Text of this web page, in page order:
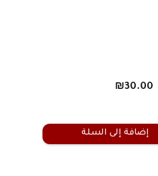
₪30.00
إضافة إلى السلة